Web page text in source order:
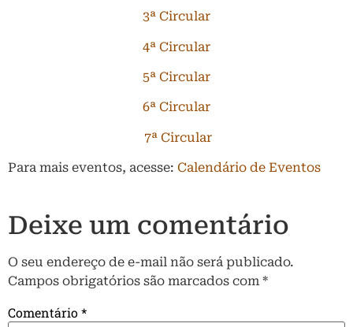
3ª Circular
4ª Circular
5ª Circular
6ª Circular
7ª Circular
Para mais eventos, acesse: Calendário de Eventos
Deixe um comentário
O seu endereço de e-mail não será publicado.
Campos obrigatórios são marcados com *
Comentário*